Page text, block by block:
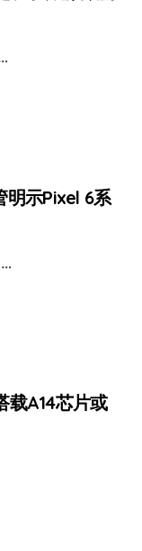
明示Pixel 6系
载A14芯片或